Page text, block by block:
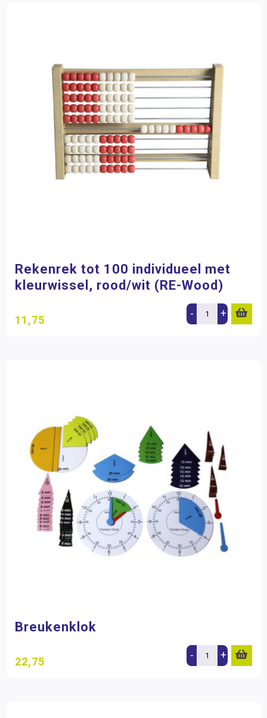
Rekenrek tot 100 individueel met
kleurwissel, rood/wit (RE-Wood)
11,75 - +
Breukenklok
22,75 - +